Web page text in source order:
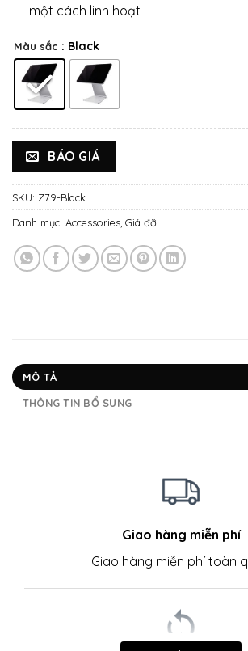
một cách linh hoạt
Màu sắc : Black
BÁO GIÁ
SKU: Z79-Black
Danh mục: Accessories, Giá đỡ
MÔ TẢ
THÔNG TIN BỔ SUNG
Giao hàng miễn phí
Giao hàng miễn phí toàn